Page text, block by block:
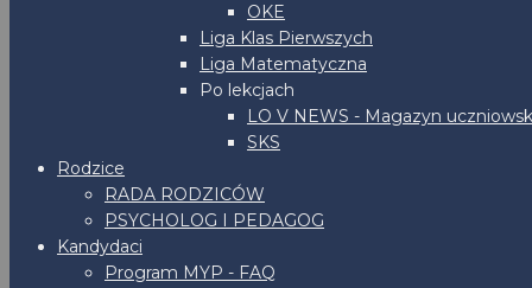
OKE
Liga Klas Pierwszych
Liga Matematyczna
Po lekcjach
LO V NEWS - Magazyn
SKS
Rodzice
RADA RODZICÓW
PSYCHOLOG I PEDAGOG
Kandydaci
Program MYP - FAQ